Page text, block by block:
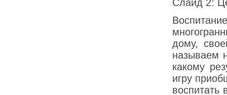
Слайд 2:
дому,
называем
какому
игру